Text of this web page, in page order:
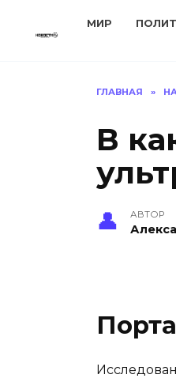
МИР
ГЛАВНАЯ »
В
АВТОР